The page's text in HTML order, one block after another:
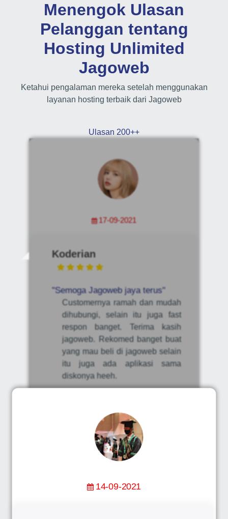
Menengok Ulasan
Pelanggan tentang
Hosting Unlimited
Jagoweb
Ketahui pengalaman mereka setelah menggunakan
layanan hosting terbaik dari Jagoweb
Ulasan 200++
17-09-2021
Koderian
"Semoga Jagoweb jaya terus"
Customernya ramah dan mudah
dihubungi, selain itu juga fast
respon banget. Terima kasih
jagoweb. Rekomed banget buat
yang mau beli di jagoweb selain
itu juga ada aplikasi sama
diskonya heeh.
14-09-2021